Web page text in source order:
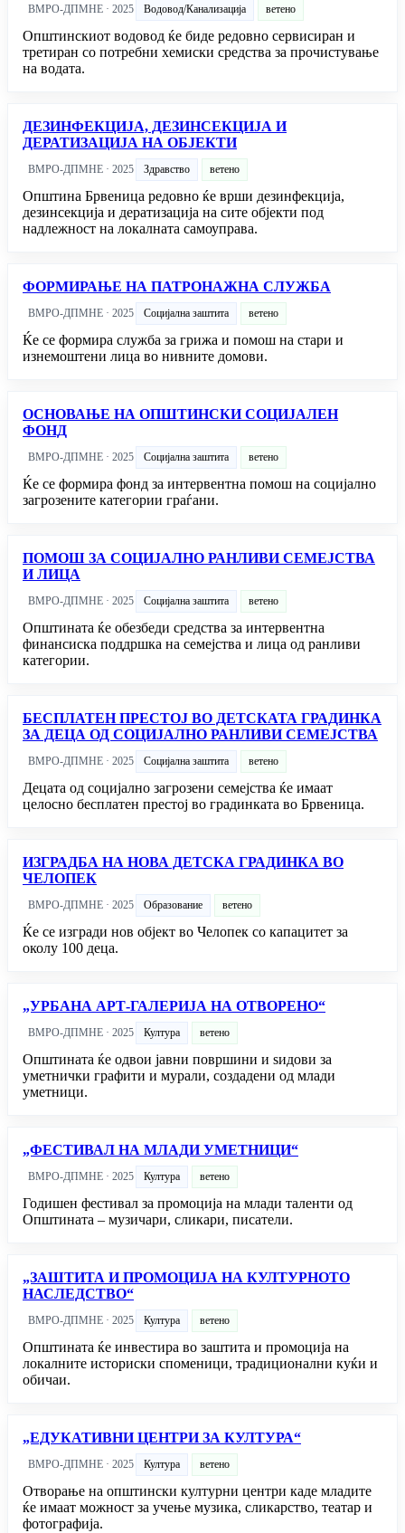
ВМРО-ДПМНЕ · 2025 Водовод/Канализација ветено
Општинскиот водовод ќе биде редовно сервисиран и
третиран со потребни хемиски средства за прочистување
на водата.
ДЕЗИНФЕКЦИЈА, ДЕЗИНСЕКЦИЈА И
ДЕРАТИЗАЦИЈА НА ОБЈЕКТИ
ВМРО-ДПМНЕ · 2025 Здравство ветено
Општина Брвеница редовно ќе врши дезинфекција,
дезинсекција и дератизација на сите објекти под
надлежност на локалната самоуправа.
ФОРМИРАЊЕ НА ПАТРОНАЖНА СЛУЖБА
ВМРО-ДПМНЕ · 2025 Социјална заштита ветено
Ќе се формира служба за грижа и помош на стари и
изнемоштени лица во нивните домови.
ОСНОВАЊЕ НА ОПШТИНСКИ СОЦИЈАЛЕН
ФОНД
ВМРО-ДПМНЕ · 2025 Социјална заштита ветено
Ќе се формира фонд за интервентна помош на социјално
загрозените категории граѓани.
ПОМОШ ЗА СОЦИЈАЛНО РАНЛИВИ СЕМЕЈСТВА
И ЛИЦА
ВМРО-ДПМНЕ · 2025 Социјална заштита ветено
Општината ќе обезбеди средства за интервентна
финансиска поддршка на семејства и лица од ранливи
категории.
БЕСПЛАТЕН ПРЕСТОЈ ВО ДЕТСКАТА ГРАДИНКА
ЗА ДЕЦА ОД СОЦИЈАЛНО РАНЛИВИ СЕМЕЈСТВА
ВМРО-ДПМНЕ · 2025 Социјална заштита ветено
Децата од социјално загрозени семејства ќе имаат
целосно бесплатен престој во градинката во Брвеница.
ИЗГРАДБА НА НОВА ДЕТСКА ГРАДИНКА ВО
ЧЕЛОПЕК
ВМРО-ДПМНЕ · 2025 Образование ветено
Ќе се изгради нов објект во Челопек со капацитет за
околу 100 деца.
„УРБАНА АРТ-ГАЛЕРИЈА НА ОТВОРЕНО“
ВМРО-ДПМНЕ · 2025 Култура ветено
Општината ќе одвои јавни површини и ѕидови за
уметнички графити и мурали, создадени од млади
уметници.
„ФЕСТИВАЛ НА МЛАДИ УМЕТНИЦИ“
ВМРО-ДПМНЕ · 2025 Култура ветено
Годишен фестивал за промоција на млади таленти од
Општината – музичари, сликари, писатели.
„ЗАШТИТА И ПРОМОЦИЈА НА КУЛТУРНОТО
НАСЛЕДСТВО“
ВМРО-ДПМНЕ · 2025 Култура ветено
Општината ќе инвестира во заштита и промоција на
локалните историски споменици, традиционални куќи и
обичаи.
„ЕДУКАТИВНИ ЦЕНТРИ ЗА КУЛТУРА“
ВМРО-ДПМНЕ · 2025 Култура ветено
Отворање на општински културни центри каде младите
ќе имаат можност за учење музика, сликарство, театар и
фотографија.